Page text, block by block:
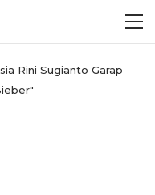
Rini Sugianto Garap